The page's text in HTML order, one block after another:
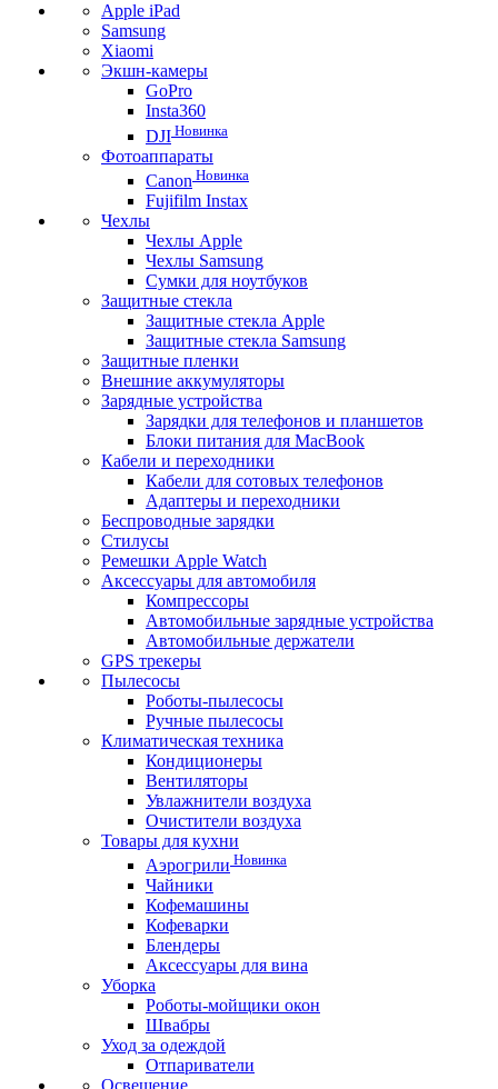
Apple iPad
Samsung
Xiaomi
Экшн-камеры
GoPro
Insta360
DJI Новинка
Фотоаппараты
Canon Новинка
Fujifilm Instax
Чехлы
Чехлы Apple
Чехлы Samsung
Сумки для ноутбуков
Защитные стекла
Защитные стекла Apple
Защитные стекла Samsung
Защитные пленки
Внешние аккумуляторы
Зарядные устройства
Зарядки для телефонов и планшетов
Блоки питания для MacBook
Кабели и переходники
Кабели для сотовых телефонов
Адаптеры и переходники
Беспроводные зарядки
Стилусы
Ремешки Apple Watch
Аксессуары для автомобиля
Компрессоры
Автомобильные зарядные устройства
Автомобильные держатели
GPS трекеры
Пылесосы
Роботы-пылесосы
Ручные пылесосы
Климатическая техника
Кондиционеры
Вентиляторы
Увлажнители воздуха
Очистители воздуха
Товары для кухни
Аэрогрили Новинка
Чайники
Кофемашины
Кофеварки
Блендеры
Аксессуары для вина
Уборка
Роботы-мойщики окон
Швабры
Уход за одеждой
Отпариватели